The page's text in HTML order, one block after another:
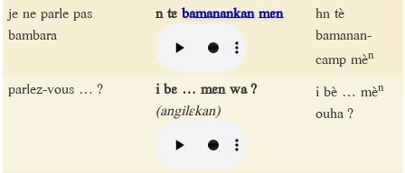
je ne parle pas
bambara
n tɛ bamanankan mɛn
hn tè
bamanan-
camp mèn
parlez-vous … ?
i bɛ … mɛn wa ?
(angilɛkan)
i bè … mèn
ouha ?